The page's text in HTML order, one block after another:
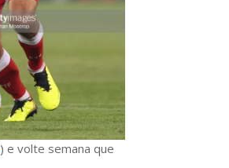
) e volte semana que